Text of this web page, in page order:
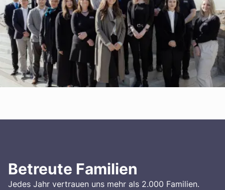
Betreute Familien
Jedes Jahr vertrauen uns mehr als 2.000 Familien.